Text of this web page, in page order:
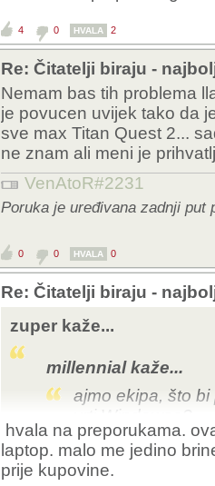
cijena u rangu
snaga, uglavnom će
znači ništa
4 0 HVALA 2
Re: Čitatelji biraju -
Nemam bas tih problema
je povucen uvijek tako da
sve max Titan Quest 2...
ne znam ali meni je
VenAtoR#2231
Poruka je uređivana zadnji put
0 0 HVALA 0
Re: Čitatelji biraju -
zuper kaže...
millennial kaže...
ajmo ekipa, što
vrti Windowse?
uvjet: lagan,
kvalitetan display
hvala na preporukama.
laptop. malo me jedino
prije kupovine.